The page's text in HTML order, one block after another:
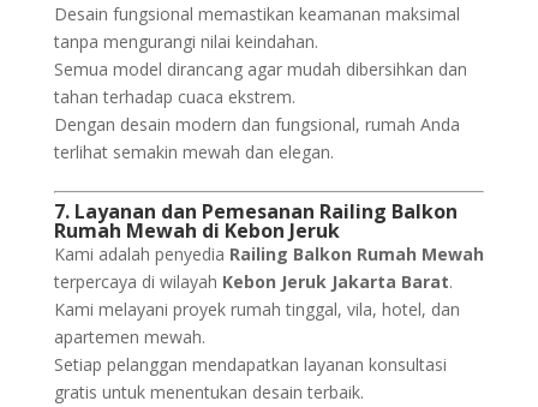
Desain fungsional memastikan keamanan maksimal
tanpa mengurangi nilai keindahan.
Semua model dirancang agar mudah dibersihkan dan
tahan terhadap cuaca ekstrem.
Dengan desain modern dan fungsional, rumah Anda
terlihat semakin mewah dan elegan.
7. Layanan dan Pemesanan Railing Balkon
Rumah Mewah di Kebon Jeruk
Kami adalah penyedia Railing Balkon Rumah Mewah
terpercaya di wilayah Kebon Jeruk Jakarta Barat.
Kami melayani proyek rumah tinggal, vila, hotel, dan
apartemen mewah.
Setiap pelanggan mendapatkan layanan konsultasi
gratis untuk menentukan desain terbaik.